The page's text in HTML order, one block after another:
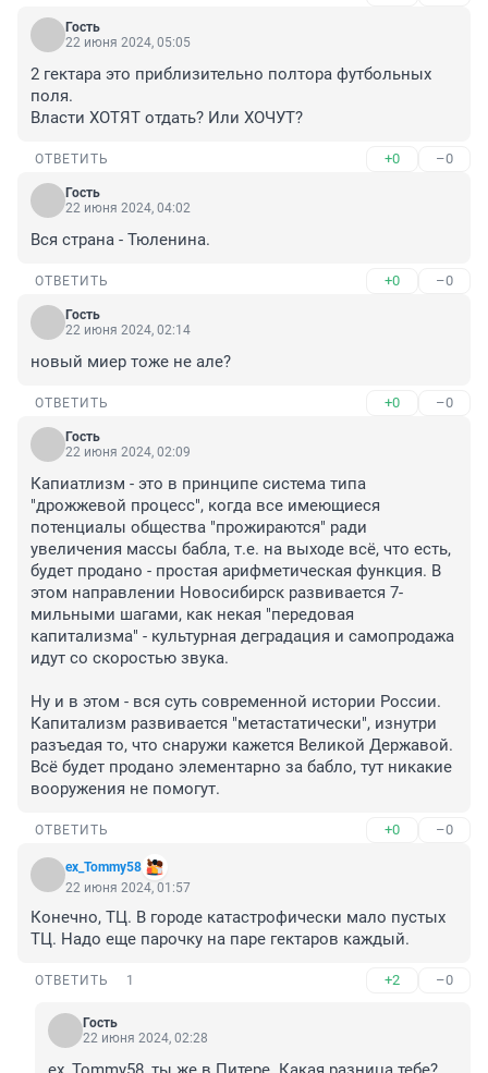
Гость
22 июня 2024, 05:05
2 гектара это приблизительно полтора футбольных
поля.
Власти ХОТЯТ отдать? Или ХОЧУТ?
ОТВЕТИТЬ +0 –0
Гость
22 июня 2024, 04:02
Вся страна - Тюленина.
ОТВЕТИТЬ +0 –0
Гость
22 июня 2024, 02:14
новый миер тоже не але?
ОТВЕТИТЬ +0 –0
Гость
22 июня 2024, 02:09
Капиатлизм - это в принципе система типа
"дрожжевой процесс", когда все имеющиеся
потенциалы общества "прожираются" ради
увеличения массы бабла, т.е. на выходе всё, что есть,
будет продано - простая арифметическая функция. В
этом направлении Новосибирск развивается 7-
мильными шагами, как некая "передовая
капитализма" - культурная деградация и самопродажа
идут со скоростью звука.
Ну и в этом - вся суть современной истории России.
Капитализм развивается "метастатически", изнутри
разъедая то, что снаружи кажется Великой Державой.
Всё будет продано элементарно за бабло, тут никакие
вооружения не помогут.
ОТВЕТИТЬ +0 –0
ex_Tommy58
22 июня 2024, 01:57
Конечно, ТЦ. В городе катастрофически мало пустых
ТЦ. Надо еще парочку на паре гектаров каждый.
ОТВЕТИТЬ 1 +2 –0
Гость
22 июня 2024, 02:28